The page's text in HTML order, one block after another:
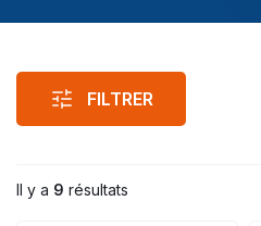
FILTRER
Il y a 9 résultats